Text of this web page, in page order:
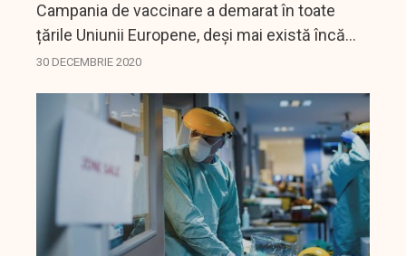
Campania de vaccinare a demarat în toate
țările Uniunii Europene, deși mai există încă
unele reticențe din partea opiniei publice, care
30 DECEMBRIE 2020